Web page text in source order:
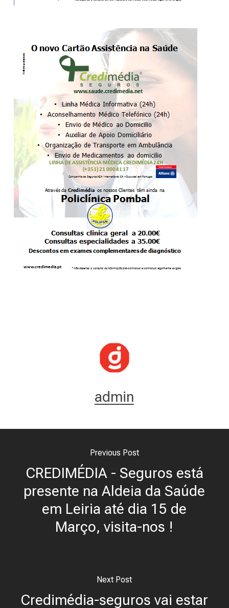
admin
Previous Post
CREDIMÉDIA - Seguros está
presente na Aldeia da Saúde
em Leiria até dia 15 de
Março, visita-nos !
Next Post
Credimédia-seguros vai estar